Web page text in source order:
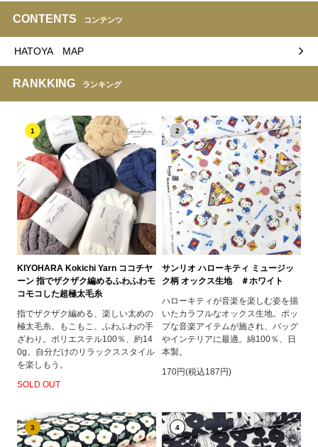
CONTENTS コンテンツ
HATOYA MAP
RANKKING ランキング
1
KIYOHARA Kokichi Yarn ココチヤ
ーン 指でザクザク編めるふわふわモ
コモコした超極太毛糸
指でザクザク編める、楽しい太めの
極太毛糸。もこもこ、ふわふわの手
ざわり。ポリエステル100％、約14
0g。自分だけのリラックススタイル
を楽しもう。
SOLD OUT
2
サンリオ ハローキティ ミュージッ
ク柄 オックス生地 ＃ホワイト
ハローキティが音楽を楽しむ姿を描
いたカラフルなオックス生地。ポッ
プな音楽アイテムが施され、バッグ
やインテリアに最適。綿100％、日
本製。
170円(税込187円)
3 4